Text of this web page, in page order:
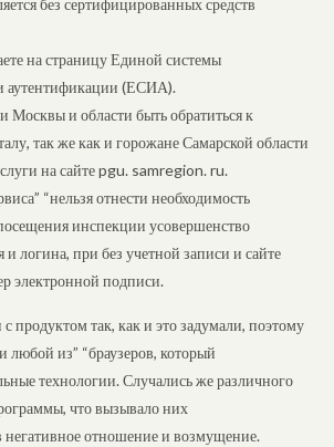
без сертифицированных средств
на страницу Единой системы
аутентификации (ЕСИА).
Москвы и области быть обратиться к
так же как и горожане Самарской области
на сайте pgu. samregion. ru.
“нельзя отнести необходимость
инспекции усовершенство
и логина, при без учетной записи и сайте
электронной подписи.
продуктом так, как и это задумали, поэтому
любой из” “браузеров, который
технологии. Случались же различного
что вызывало них
негативное отношение и возмущение.